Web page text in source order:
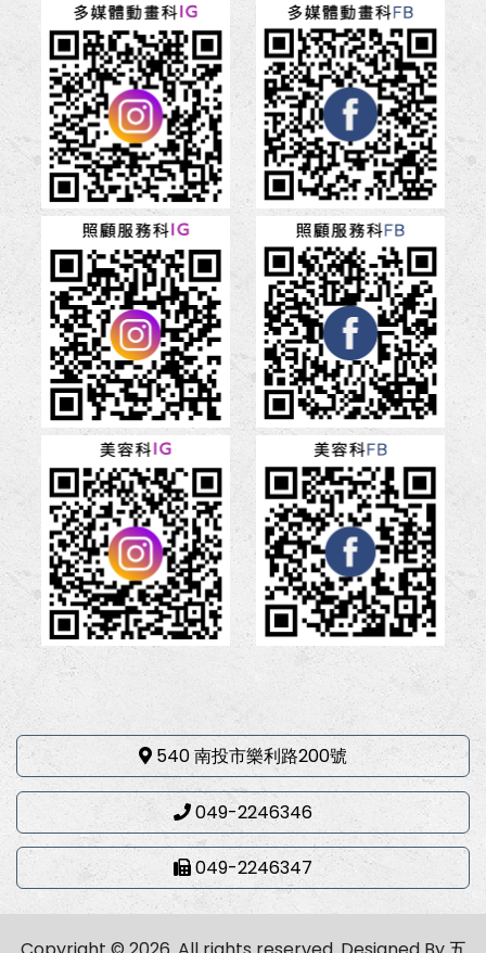
540 南投市樂利路200號
049-2246346
049-2246347